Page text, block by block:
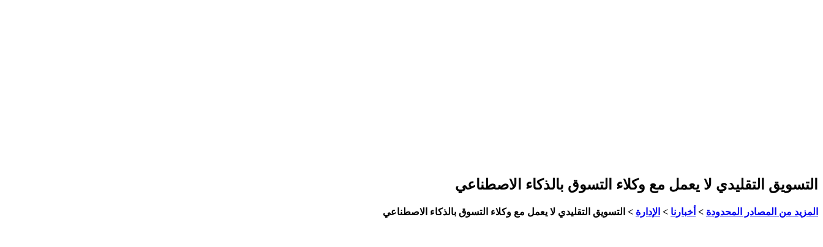
التسويق التقليدي لا يعمل مع وكلاء التسوق بالذكاء الاصطناعي
المزيد من المصادر المحدودة > أخبارنا > الإدارة > التسويق التقليدي لا يعمل مع وكلاء التسوق بالذكاء الاصطناعي